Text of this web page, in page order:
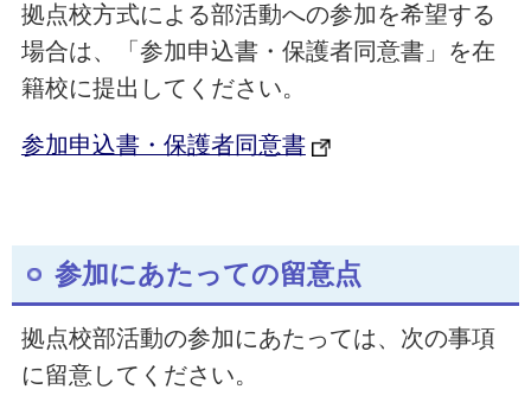
拠点校方式による部活動への参加を希望する
場合は、「参加申込書・保護者同意書」を在
籍校に提出してください。
参加申込書・保護者同意書
参加にあたっての留意点
拠点校部活動の参加にあたっては、次の事項
に留意してください。